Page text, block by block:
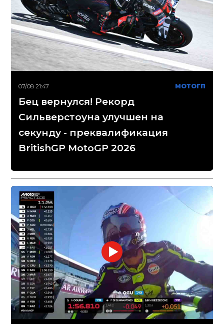
07/08 21:47 МОТОГП
Бец вернулся! Рекорд
Сильверстоуна улучшен на
секунду - преквалификация
BritishGP MotoGP 2026